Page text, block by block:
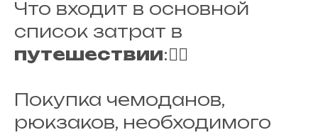
Что входит в основной
список затрат в
путешествии:👇🏽
Покупка чемоданов,
рюкзаков, необходимого